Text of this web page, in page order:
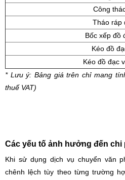
Công
Tháo ráp
Bốc xếp đồ
Kéo đồ
Kéo đồ đạc
* Lưu ý: Bảng giá trên chỉ mang
thuế VAT)
Các yếu tố ảnh hưởng đến chi
Khi sử dụng dịch vụ chuyển văn
chênh lệch tùy theo từng trường